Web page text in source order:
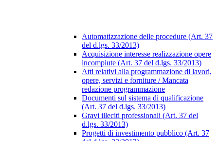
Automatizzazione delle procedure (Art. 37
del d.lgs. 33/2013)
Acquisizione interesse realizzazione opere
incompiute (Art. 37 del d.lgs. 33/2013)
Atti relativi alla programmazione di lavori,
opere, servizi e forniture / Mancata
redazione programmazione
Documenti sul sistema di qualificazione
(Art. 37 del d.lgs. 33/2013)
Gravi illeciti professionali (Art. 37 del
d.lgs. 33/2013)
Progetti di investimento pubblico (Art. 37